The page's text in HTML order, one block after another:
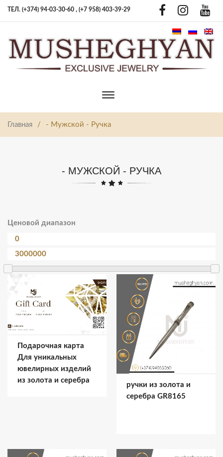
ТЕЛ. (+374) 94-03-30-60 , (+7 958) 403-39-29
Toggle
Главная / - Мужской - Ручка
- МУЖСКОЙ - РУЧКА
Ценовой диапазон
Подарочная карта
Для уникальных
ювелирных изделий
из золота и серебра
ручки из золота и
серебра GR8165